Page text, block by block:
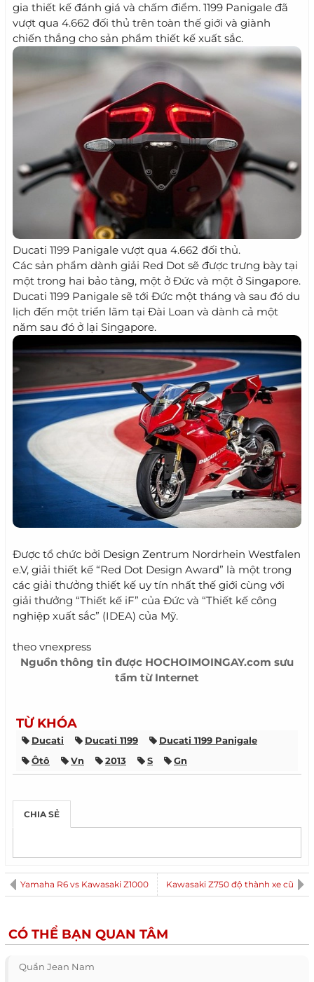
gia thiết kế đánh giá và chấm điểm. 1199 Panigale đã
vượt qua 4.662 đối thủ trên toàn thế giới và giành
chiến thắng cho sản phẩm thiết kế xuất sắc.
Ducati 1199 Panigale vượt qua 4.662 đối thủ.
Các sản phẩm dành giải Red Dot sẽ được trưng bày tại
một trong hai bảo tàng, một ở Đức và một ở Singapore.
Ducati 1199 Panigale sẽ tới Đức một tháng và sau đó du
lịch đến một triển lãm tại Đài Loan và dành cả một
năm sau đó ở lại Singapore.
Được tổ chức bởi Design Zentrum Nordrhein Westfalen
e.V, giải thiết kế “Red Dot Design Award” là một trong
các giải thưởng thiết kế uy tín nhất thế giới cùng với
giải thưởng “Thiết kế iF” của Đức và “Thiết kế công
nghiệp xuất sắc” (IDEA) của Mỹ.
theo vnexpress​
Nguồn thông tin được HOCHOIMOINGAY.com sưu
tầm từ Internet
TỪ KHÓA
Ducati Ducati 1199
Ducati 1199 Panigale
Ôtô
Vn 2013 S Gn
CHIA SẺ
Yamaha R6 vs Kawasaki Z1000 Kawasaki Z750 độ thành xe cũ
CÓ THỂ BẠN QUAN TÂM
Quần Jean Nam